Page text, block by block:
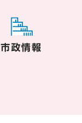
市政情報